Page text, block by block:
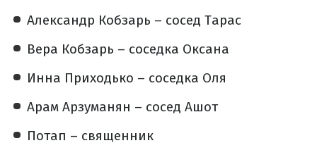
Александр Кобзарь – сосед Тарас
Вера Кобзарь – соседка Оксана
Инна Приходько – соседка Оля
Арам Арзуманян – сосед Ашот
Потап – священник